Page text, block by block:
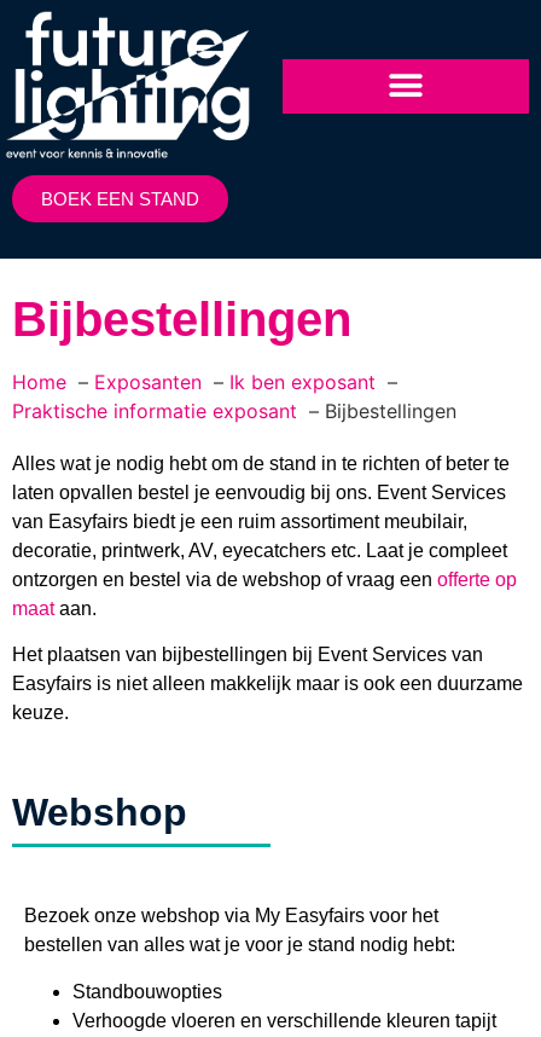
BOEK EEN STAND
Bijbestellingen
Home Exposanten
Ik ben exposant
Praktische informatie exposant
Bijbestellingen
Alles wat je nodig hebt om de stand in te richten of beter te
laten opvallen bestel je eenvoudig bij ons. Event Services
van Easyfairs biedt je een ruim assortiment meubilair,
decoratie, printwerk, AV, eyecatchers etc. Laat je compleet
ontzorgen en bestel via de webshop of vraag een offerte op
maataan.
Het plaatsen van bijbestellingen bij Event Services van
Easyfairs is niet alleen makkelijk maar is ook een duurzame
keuze.
Webshop
Bezoek onze webshop via My Easyfairs voor het
bestellen van alles wat je voor je stand nodig hebt:
Standbouwopties
Verhoogde vloeren en verschillende kleuren tapijt